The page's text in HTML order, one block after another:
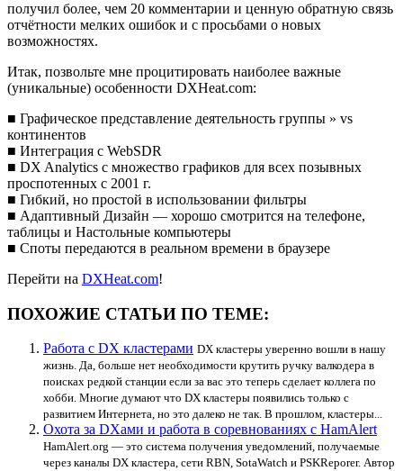
получил более, чем 20 комментарии и ценную обратную связь
отчётности мелких ошибок и с просьбами о новых
возможностях.
Итак, позвольте мне процитировать наиболее важные
(уникальные) особенности DXHeat.com:
■ Графическое представление деятельность группы » vs
континентов
■ Интеграция с WebSDR
■ DX Analytics с множество графиков для всех позывных
проспотенных с 2001 г.
■ Гибкий, но простой в использовании фильтры
■ Адаптивный Дизайн — хорошо смотрится на телефоне,
таблицы и Настольные компьютеры
■ Споты передаются в реальном времени в браузере
Перейти на DXHeat.com!
ПОХОЖИЕ СТАТЬИ ПО ТЕМЕ:
Работа с DX кластерами DX кластеры уверенно вошли в нашу
жизнь. Да, больше нет необходимости крутить ручку валкодера в
поисках редкой станции если за вас это теперь сделает коллега по
хобби. Многие думают что DX кластеры появились только с
развитием Интернета, но это далеко не так. В прошлом, кластеры...
Охота за DXами и работа в соревнованиях с HamAlert
HamAlert.org — это система получения уведомлений, получаемые
через каналы DX кластера, сети RBN, SotaWatch и PSKReporer. Автор